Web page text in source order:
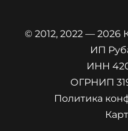
© 2012, 2022 — 2026
ИП
ИНН
ОГРНИП
Политика